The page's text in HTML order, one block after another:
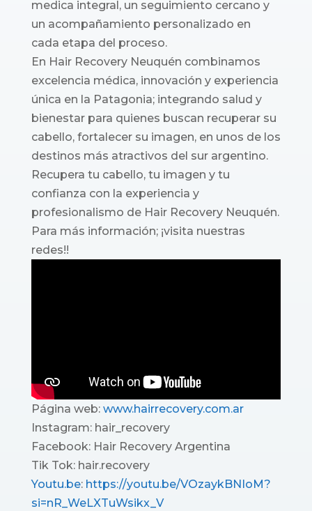
medica integral, un seguimiento cercano y
un acompañamiento personalizado en
cada etapa del proceso.
En Hair Recovery Neuquén combinamos
excelencia médica, innovación y experiencia
única en la Patagonia; integrando salud y
bienestar para quienes buscan recuperar su
cabello, fortalecer su imagen, en unos de los
destinos más atractivos del sur argentino.
Recupera tu cabello, tu imagen y tu
confianza con la experiencia y
profesionalismo de Hair Recovery Neuquén.
Para más información; ¡visita nuestras
redes!!
Página web: www.hairrecovery.com.ar
Instagram: hair_recovery
Facebook: Hair Recovery Argentina
Tik Tok: hair.recovery
Youtu.be: https://youtu.be/VOzaykBNIoM?
si=nR_WeLXTuWsikx_V